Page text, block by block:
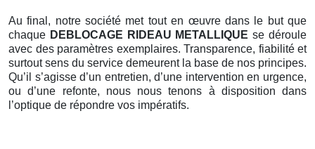
Au final, notre société met tout en œuvre dans le but que
chaque DEBLOCAGE RIDEAU METALLIQUE se déroule
avec des paramètres exemplaires. Transparence, fiabilité et
surtout sens du service demeurent la base de nos principes.
Qu’il s’agisse d’un entretien, d’une intervention en urgence,
ou d’une refonte, nous nous tenons à disposition dans
l’optique de répondre vos impératifs.